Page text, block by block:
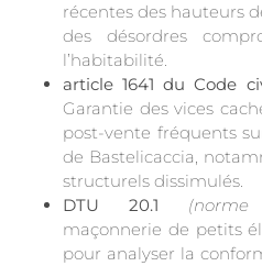
récentes des hauteurs
des désordres
l’habitabilité.
article 1641 du Code
Garantie des vices
post-vente fréquents
de Bastelicaccia,
structurels dissimulés.
DTU 20.1
(norme
maçonnerie de petits
pour analyser la